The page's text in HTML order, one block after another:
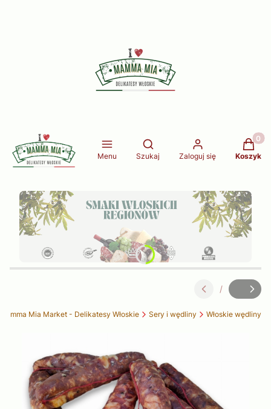
Menu
Otwórz wyszukiwarkę
Szukaj Zaloguj się Koszyk
Slajd
/
z
Mia Market - Delikatesy Włoskie Sery i wędliny Włoskie wędliny